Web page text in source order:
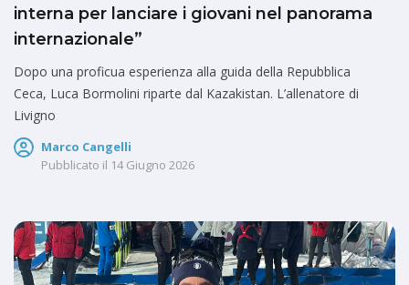
interna per lanciare i giovani nel panorama
internazionale”
Dopo una proficua esperienza alla guida della Repubblica
Ceca, Luca Bormolini riparte dal Kazakistan. L’allenatore di
Livigno
Marco Cangelli
Pubblicato il 14 Giugno 2026